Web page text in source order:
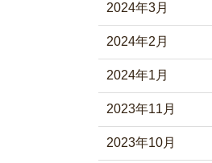
2024年3月
2024年2月
2024年1月
2023年11月
2023年10月